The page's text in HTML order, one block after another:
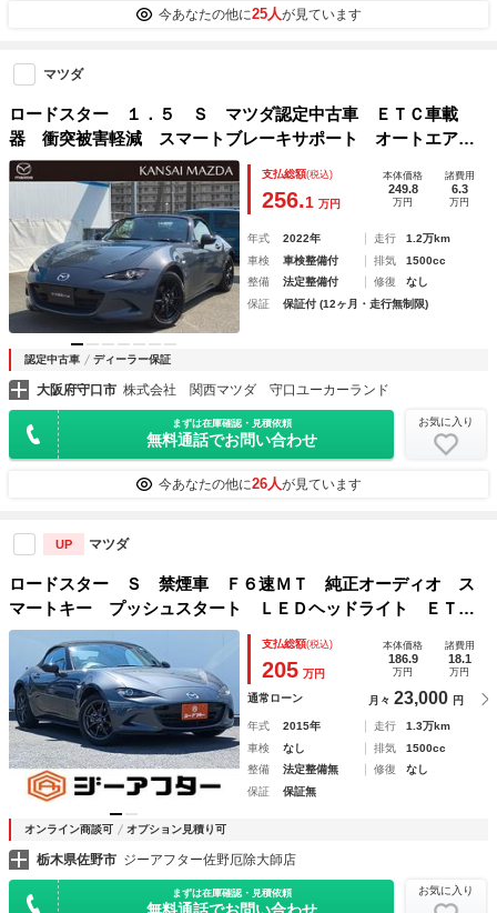
今あなたの他に25人が見ています
マツダ
ロードスター １．５ Ｓ マツダ認定中古車 ＥＴＣ車載
器 衝突被害軽減 スマートブレーキサポート オートエアコ
ン ＬＥＤヘッドライト 横滑り防止装置 クリアランスソナ
ー キーフリー ＥＴＣ車載器 記録簿 セキュリティー Ａ
支払総額(税込)
256.1 万円
本体価格
249.8
万円
諸費用
6.3
万円
年式 2022年 走行
1.2万km
車検
車検整備付 排気
1500cc
整備
法定整備付 修復
なし
保証
保証付 (12ヶ月・走行無制限)
認定中古車 ディーラー保証
大阪府守口市 株式会社 関西マツダ 守口ユーカーランド
まずは在庫確認・見積依頼
無料通話でお問い合わせ
お気に入り
今あなたの他に26人が見ています
UP マツダ
ロードスター Ｓ 禁煙車 Ｆ６速ＭＴ 純正オーディオ ス
マートキー プッシュスタート ＬＥＤヘッドライト ＥＴ
Ｃ ステアリングリモコン トラクションコントロール 純正
１６インチアルミホイール ＵＳＢ接続
支払総額(税込)
205 万円
本体価格
186.9
万円
諸費用
18.1
万円
通常ローン 月々 23,000 円
年式 2015年 走行
1.3万km
車検
なし 排気
1500cc
整備
法定整備無 修復
なし
保証
保証無
オンライン商談可 オプション見積り可
栃木県佐野市 ジーアフター佐野厄除大師店
まずは在庫確認・見積依頼
無料通話でお問い合わせ
お気に入り